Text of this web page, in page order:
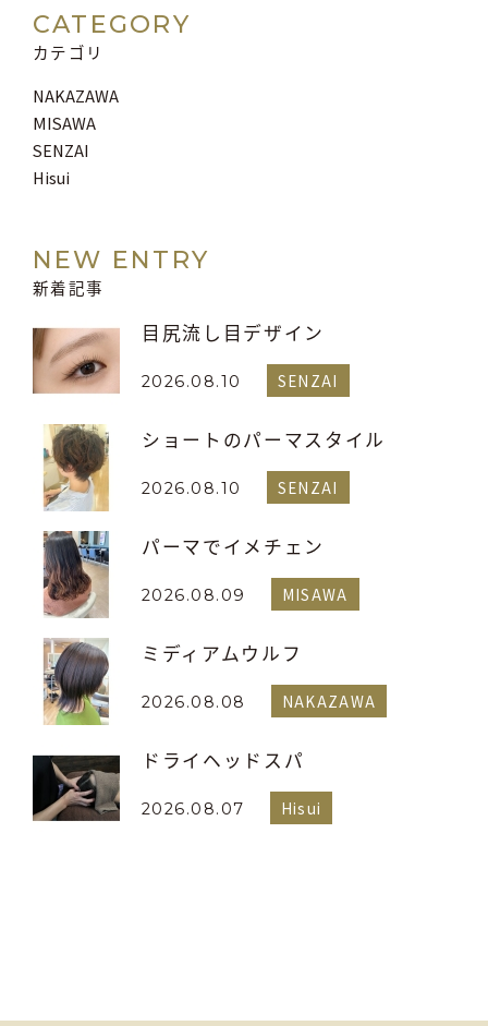
CATEGORY
カテゴリ
NAKAZAWA
MISAWA
SENZAI
Hisui
NEW ENTRY
新着記事
目尻流し目デザイン
2026.08.10 SENZAI
ショートのパーマスタイル
2026.08.10 SENZAI
パーマでイメチェン
2026.08.09 MISAWA
ミディアムウルフ
2026.08.08 NAKAZAWA
ドライヘッドスパ
2026.08.07 Hisui